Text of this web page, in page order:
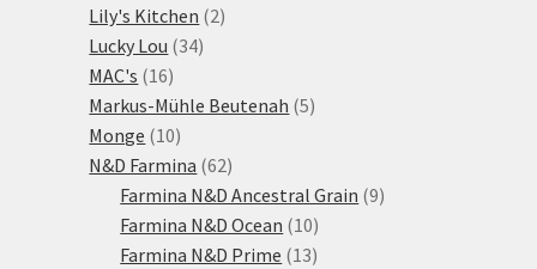
Lily's Kitchen 22
Lucky Lou 3434
MAC's 1616
produktů
Markus-Mühle Beutenah 55
Monge 1010
produktů
N&D Farmina 6262
produktů
Farmina N&D Ancestral Grain 99
Farmina N&D Ocean 1010
produktů
Farmina N&D Prime 1313